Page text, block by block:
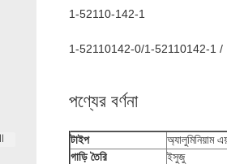
1-52110-142-1
1-52110142-0/1-52110142-1
পণ্যের বর্ণনা
টাইপ অ্যালুমিনিয়াম
গাড়ি তৈরি
ইসুজু